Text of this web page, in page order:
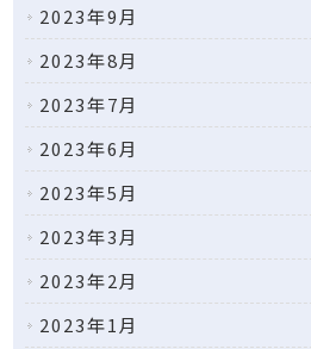
2023年9月
2023年8月
2023年7月
2023年6月
2023年5月
2023年3月
2023年2月
2023年1月